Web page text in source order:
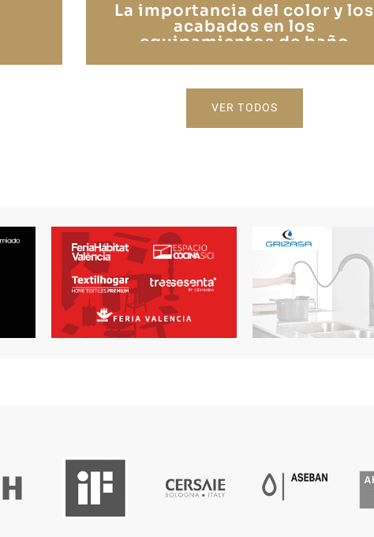
La importancia del color y los
acabados en los
equipamientos de baño
VER TODOS